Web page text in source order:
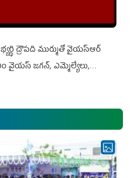
ద్రౌప‌ది ముర్ముతో వైయ‌స్ఆర్
వైయ‌స్ జ‌గ‌న్, ఎమ్మెల్యేలు,